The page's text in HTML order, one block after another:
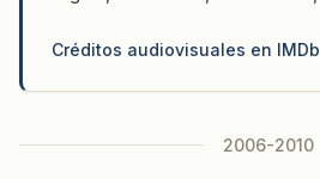
Créditos audiovisuales en IMDb
2006-2010